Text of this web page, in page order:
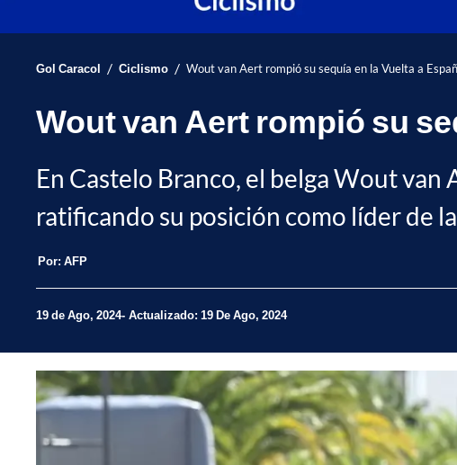
Gol Caracol / Ciclismo / Wout van Aert rompió su sequía en la Vuelta a
Wout van Aert rompió su
En Castelo Branco, el belga Wout
ratificando su posición como líder de
Por: AFP
19 de Ago, 2024 Actualizado: 19 De Ago, 2024